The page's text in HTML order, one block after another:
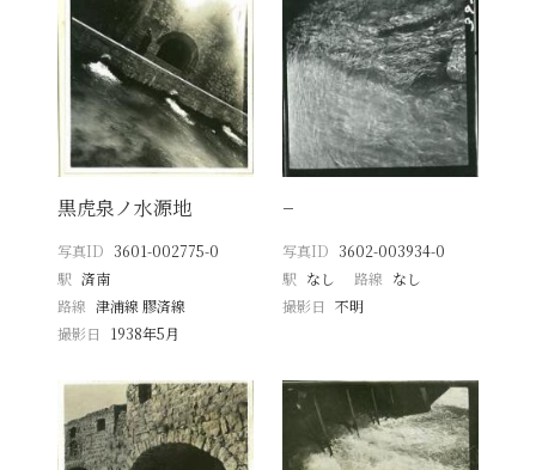
黒虎泉ノ水源地
写真ID 3601-002775-0
駅 済南
路線 津浦線 膠済線
撮影日
1938年5月
−
写真ID 3602-003934-0
駅 なし 路線 なし
撮影日 不明